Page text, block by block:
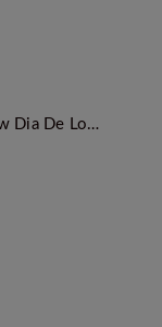
Rockahula Kids - 2 spinki do włosów Dia De Los Muertos